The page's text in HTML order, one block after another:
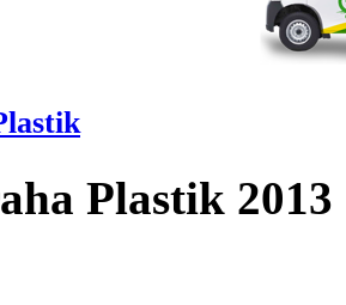
Plastik 2013